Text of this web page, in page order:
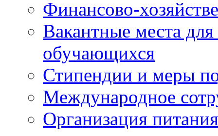
Финансово-
Вакантные места
обучающихся
Стипендии и меры
Международное
Организация